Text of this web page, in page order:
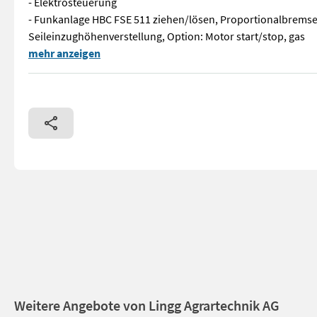
- Funkanlage HBC FSE 511 ziehen/lösen,
Seileinzughöhenverstellung, Option: Motor start/stop, gas
Die Tiger Seilwinde ist die absolute Tigerin unter den
mehr anzeigen
Weitere Angebote von Lingg Agrartechnik AG